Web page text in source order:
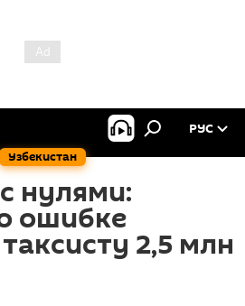
Узбекистан
РУС
нулями:
ошибке
2,5 млн